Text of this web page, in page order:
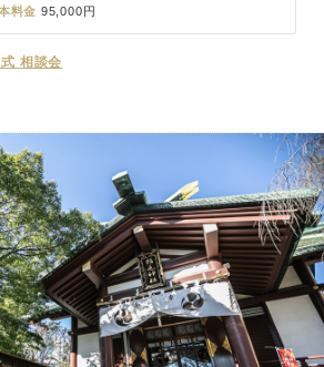
三重県伊勢市の伊勢神宮の内宮と同じ天照大
に鎮座150周年を迎えました。 三重の伊勢
り本殿として移築されることになり、2017
われる『御神火の誓』も伊勢山皇大神宮の特
導灯の灯りが石畳の参道を照らし幻想的な雰
はじめ、四季の彩りに包まれながら趣のあ
ます。
料金 95,000円
相談会